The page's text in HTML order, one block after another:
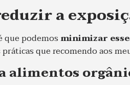
a
que podemosminimizar
práticas que recomendo aos
alimentos